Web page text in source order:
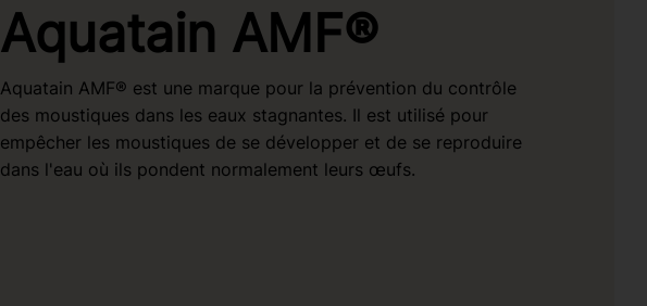
Aquatain AMF®
Aquatain AMF® est une marque pour la prévention du contrôle
des moustiques dans les eaux stagnantes. Il est utilisé pour
empêcher les moustiques de se développer et de se reproduire
dans l'eau où ils pondent normalement leurs œufs.